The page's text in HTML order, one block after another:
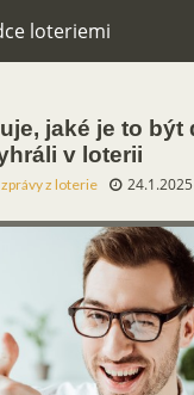
loteriemi
jaké je to být
v loterii
z loterie 24.1.2025